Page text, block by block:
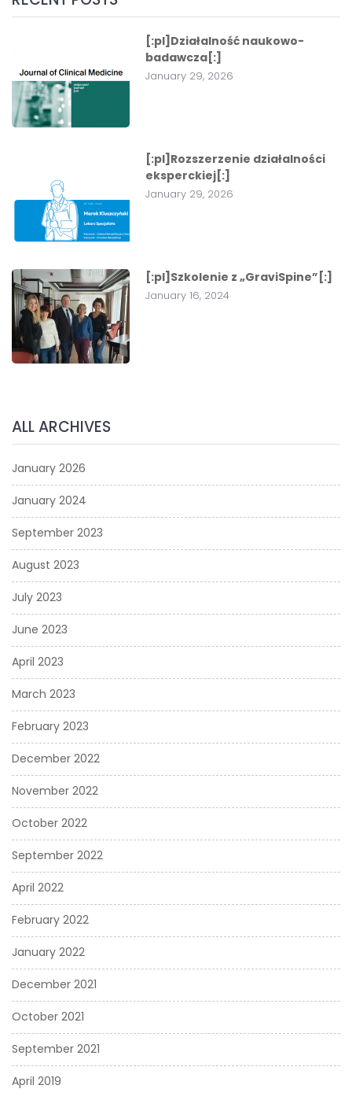
[:pl]Działalność naukowo-
badawcza[:]
January 29, 2026
[:pl]Rozszerzenie działalności
eksperckiej[:]
January 29, 2026
[:pl]Szkolenie z „GraviSpine”[:]
January 16, 2024
ALL ARCHIVES
January 2026
January 2024
September 2023
August 2023
July 2023
June 2023
April 2023
March 2023
February 2023
December 2022
November 2022
October 2022
September 2022
April 2022
February 2022
January 2022
December 2021
October 2021
September 2021
April 2019